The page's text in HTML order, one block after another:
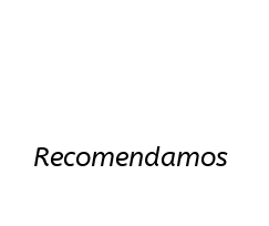
Recomendamos